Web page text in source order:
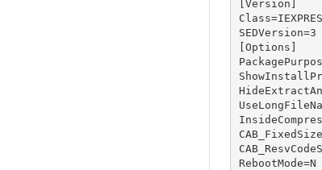
[Version]
SEDVersion=3
[Options]
RebootMode=N